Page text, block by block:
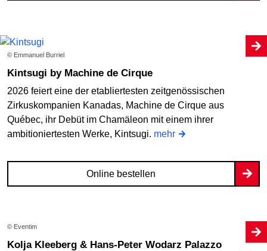
© Emmanuel Burriel
Kintsugi by Machine de Cirque
2026 feiert eine der etabliertesten zeitgenössischen
Zirkuskompanien Kanadas, Machine de Cirque aus
Québec, ihr Debüt im Chamäleon mit einem ihrer
ambitioniertesten Werke, Kintsugi. mehr
Online bestellen
© Eventim
Kolja Kleeberg & Hans-Peter Wodarz Palazzo